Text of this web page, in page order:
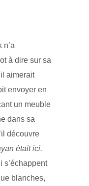
n’a
à dire sur sa
aimerait
envoyer en
un meuble
dans sa
découvre
était ici.
s’échappent
blanches,